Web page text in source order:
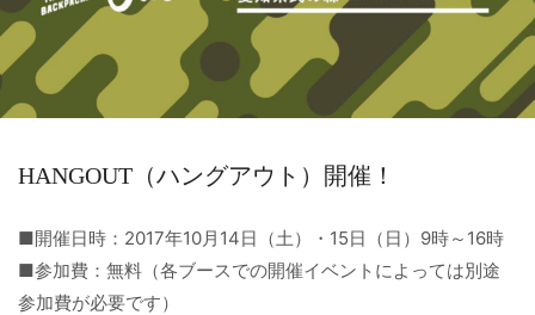
HANGOUT（ハングアウト）開催！
■開催日時：2017年10月14日（土）・15日（日）9時～16時
■参加費：無料（各ブースでの開催イベントによっては別途
参加費が必要です）